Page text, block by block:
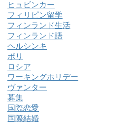
ヒュビンカー
フィリピン留学
フィンランド生活
フィンランド語
ヘルシンキ
ポリ
ロシア
ワーキングホリデー
ヴァンター
募集
国際恋愛
国際結婚